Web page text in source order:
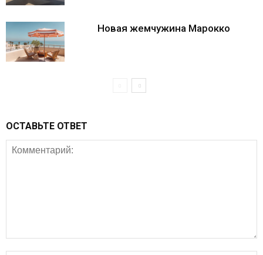
Новая жемчужина Марокко
ОСТАВЬТЕ ОТВЕТ